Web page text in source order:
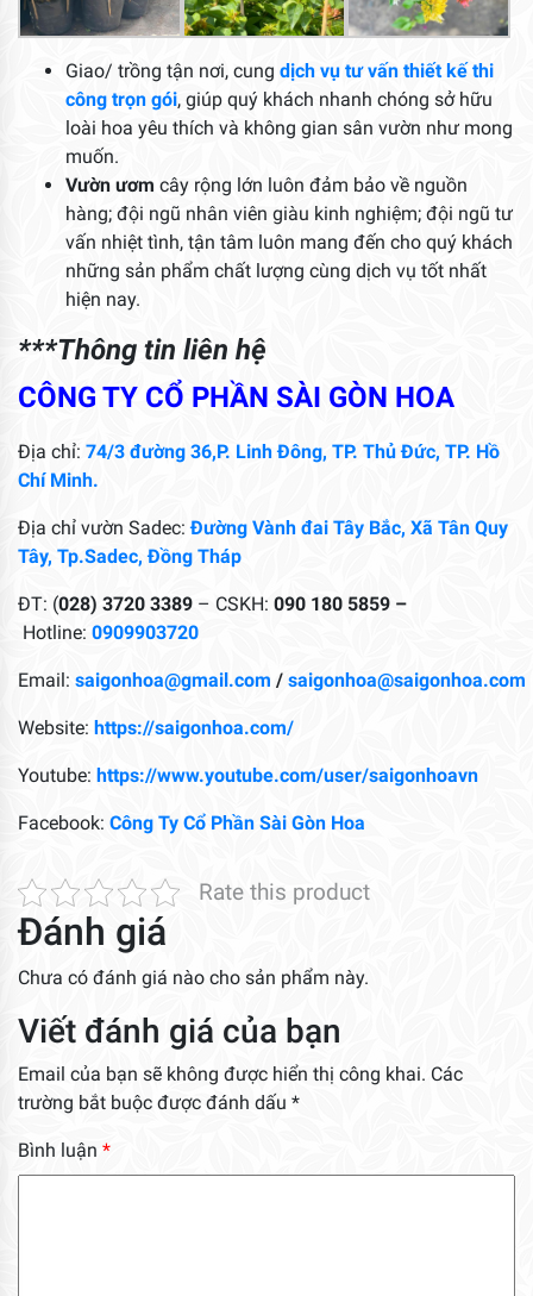
Giao/ trồng tận nơi, cung dịch vụ tư vấn thiết kế thi
công trọn gói, giúp quý khách nhanh chóng sở hữu
loài hoa yêu thích và không gian sân vườn như mong
muốn.
Vườn ươm cây rộng lớn luôn đảm bảo về nguồn
hàng; đội ngũ nhân viên giàu kinh nghiệm; đội ngũ tư
vấn nhiệt tình, tận tâm luôn mang đến cho quý khách
những sản phẩm chất lượng cùng dịch vụ tốt nhất
hiện nay.
***Thông tin liên hệ
CÔNG TY CỔ PHẦN SÀI GÒN HOA
Địa chỉ: 74/3 đường 36,P. Linh Đông, TP. Thủ Đức, TP. Hồ
Chí Minh.
Địa chỉ vườn Sadec:Đường Vành đai Tây Bắc, Xã Tân Quy
Tây, Tp.Sadec, Đồng Tháp
ĐT: (028) 3720 3389 – CSKH: 090 180 5859 –
Hotline: 0909903720
Email: saigonhoa@gmail.com / saigonhoa@saigonhoa.com
Website: https://saigonhoa.com/
Youtube: https://www.youtube.com/user/saigonhoavn
Facebook: Công Ty Cổ Phần Sài Gòn Hoa
Rate this product
Đánh giá
Chưa có đánh giá nào cho sản phẩm này.
Viết đánh giá của bạn
Email của bạn sẽ không được hiển thị công khai. Các
trường bắt buộc được đánh dấu *
Bình luận *